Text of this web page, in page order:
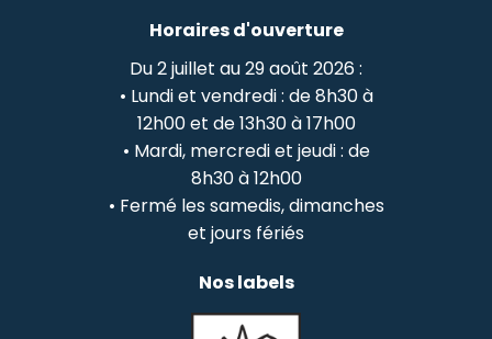
Horaires d'ouverture
Du 2 juillet au 29 août 2026 :
• Lundi et vendredi : de 8h30 à
12h00 et de 13h30 à 17h00
• Mardi, mercredi et jeudi : de
8h30 à 12h00
• Fermé les samedis, dimanches
et jours fériés
Nos labels